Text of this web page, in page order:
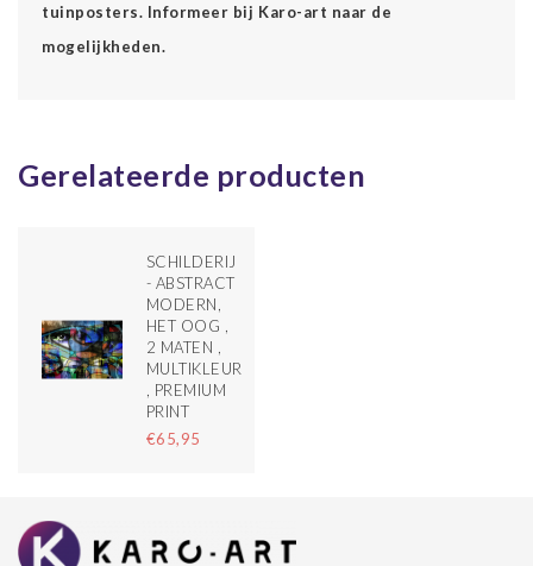
tuinposters. Informeer bij Karo-art naar de
mogelijkheden.
Gerelateerde producten
SCHILDERIJ
- ABSTRACT
MODERN,
HET OOG ,
2 MATEN ,
MULTIKLEUR
, PREMIUM
PRINT
€65,95